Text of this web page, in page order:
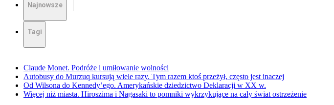
Najnowsze
Tagi
Claude Monet. Podróże i umiłowanie wolności
Autobusy do Murzuq kursują wiele razy. Tym razem ktoś przeżył, często jest inaczej
Od Wilsona do Kennedy’ego. Amerykańskie dziedzictwo Deklaracji w XX w.
Więcej niż miasta. Hiroszima i Nagasaki to pomniki wykrzykujące na cały świat ostrzeżenie